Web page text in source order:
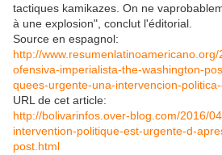
tactiques kamikazes. On ne
à une explosion", conclut l'éditorial.
Source en espagnol:
http://
ofensiva-imperialista-the-washington-
quees-urgente-una-intervencion-
URL de cet article:
http://bolivarinfos.over-blog.com/2016/
intervention-politique-est-urgente-d-
post.html